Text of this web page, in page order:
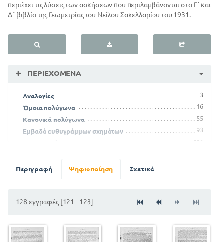
περιέχει τις λύσεις των ασκήσεων που περιλαμβάνονται στο Γ΄ και
Δ΄ βιβλίο της Γεωμετρίας του Νείλου Σακελλαρίου του 1931.
ΠΕΡΙΕΧΌΜΕΝΑ
Αναλογίες
3
Όμοια πολύγωνα
16
Κανονικά πολύγωνα
55
Εμβαδά ευθυγράμμων σχημάτων
93
Χωρομετρία
116
Περιγραφή Ψηφιοποίηση Σχετικά
128 εγγραφές [121 - 128]